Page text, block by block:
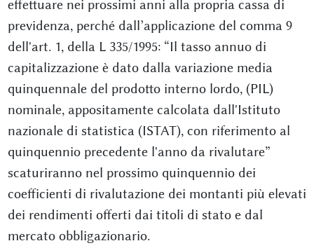
effettuare nei prossimi anni alla propria cassa di
previdenza, perché dall’applicazione del comma 9
dell'art. 1, della L 335/1995: “Il tasso annuo di
capitalizzazione è dato dalla variazione media
quinquennale del prodotto interno lordo, (PIL)
nominale, appositamente calcolata dall'Istituto
nazionale di statistica (ISTAT), con riferimento al
quinquennio precedente l'anno da rivalutare”
scaturiranno nel prossimo quinquennio dei
coefficienti di rivalutazione dei montanti più elevati
dei rendimenti offerti dai titoli di stato e dal
mercato obbligazionario.